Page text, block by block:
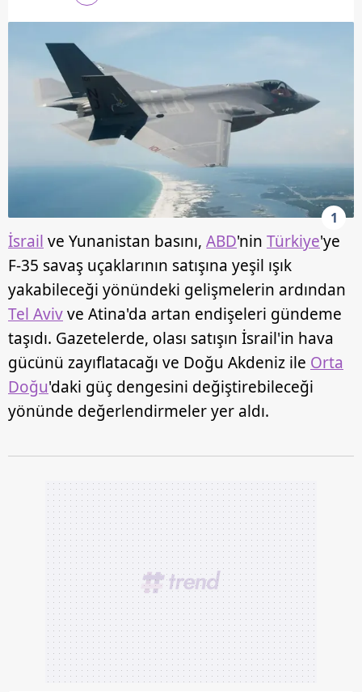
1
İsrail ve Yunanistan basını, ABD'nin Türkiye'ye
F-35 savaş uçaklarının satışına yeşil ışık
yakabileceği yönündeki gelişmelerin ardından
Tel Avivve Atina'da artan endişeleri gündeme
taşıdı. Gazetelerde, olası satışın İsrail'in hava
gücünü zayıflatacağı ve Doğu Akdeniz ile Orta
Doğu'daki güç dengesini değiştirebileceği
yönünde değerlendirmeler yer aldı.